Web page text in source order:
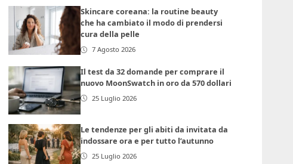
Skincare coreana: la routine beauty
che ha cambiato il modo di prendersi
cura della pelle
7 Agosto 2026
Il test da 32 domande per comprare il
nuovo MoonSwatch in oro da 570 dollari
25 Luglio 2026
Le tendenze per gli abiti da invitata da
indossare ora e per tutto l’autunno
25 Luglio 2026